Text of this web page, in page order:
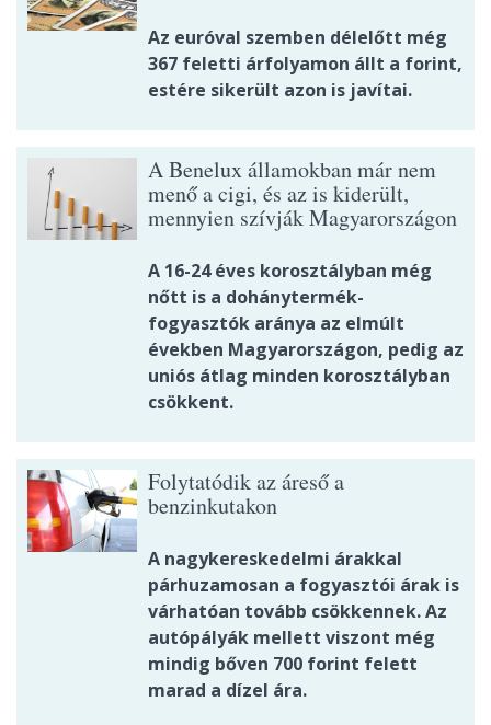
Az euróval szemben délelőtt még
367 feletti árfolyamon állt a forint,
estére sikerült azon is javítai.
A Benelux államokban már nem
menő a cigi, és az is kiderült,
mennyien szívják Magyarországon
A 16-24 éves korosztályban még
nőtt is a dohánytermék-
fogyasztók aránya az elmúlt
években Magyarországon, pedig az
uniós átlag minden korosztályban
csökkent.
Folytatódik az áreső a
benzinkutakon
A nagykereskedelmi árakkal
párhuzamosan a fogyasztói árak is
várhatóan tovább csökkennek. Az
autópályák mellett viszont még
mindig bőven 700 forint felett
marad a dízel ára.